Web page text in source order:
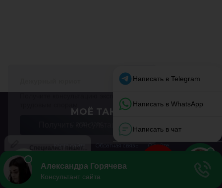
МОЁ ТАКСИ
Карта сайта Обратная связь О сайте
Перепечатка материалов разрешена только с указанием первоисточника